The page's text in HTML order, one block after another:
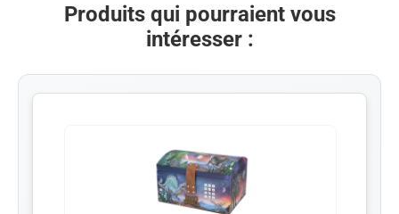
Produits qui pourraient vous
intéresser :